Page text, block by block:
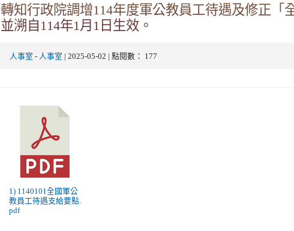
轉知行政院調增114年度軍公教員工待遇及修正「
並溯自114年1月1日生效。
人事室 - 人事室 | 2025-05-02 | 點閱數： 177
1) 1140101全國軍公
教員工待遇支給要點.
pdf